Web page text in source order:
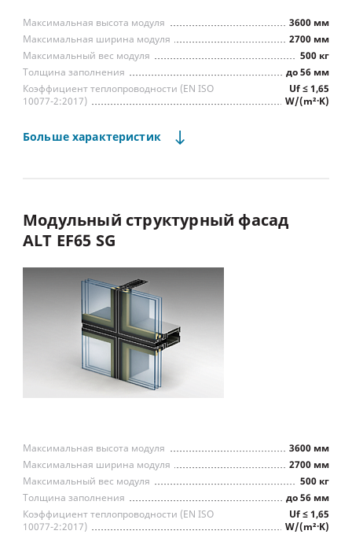
3600 мм
Максимальная высота модуля
2700 мм
Максимальная ширина модуля
500 кг
Максимальный вес модуля
до 56 мм
Толщина заполнения
Uf ≤ 1,65
W/(m²∙K)
Коэффициент теплопроводности (EN ISO
10077-2:2017)
Воздухопроницаемость
конструкции ALT W72,
интегрированные
Тип встраиваемых конструкций
Классическое остекление
Большехарактеристик
Модульный структурный фасад
ALT EF65 SG
3600 мм
Максимальная высота модуля
2700 мм
Максимальная ширина модуля
500 кг
Максимальный вес модуля
до 56 мм
Толщина заполнения
Uf ≤ 1,65
W/(m²∙K)
Коэффициент теплопроводности (EN ISO
10077-2:2017)